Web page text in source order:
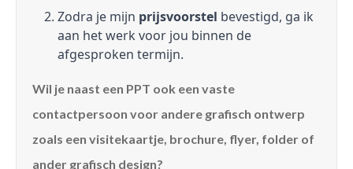
Zodra je mijn prijsvoorstel bevestigd, ga ik
aan het werk voor jou binnen de
afgesproken termijn.
Wil je naast een PPT ook een vaste
contactpersoon voor andere grafisch ontwerp
zoals een visitekaartje, brochure, flyer, folder of
ander grafisch design?